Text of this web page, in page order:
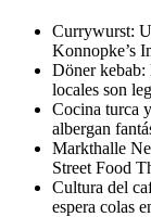
Currywurst:
Konnopke’s
Döner kebab:
locales son
Cocina turca
albergan
Markthalle
Street Food
Cultura del
espera colas